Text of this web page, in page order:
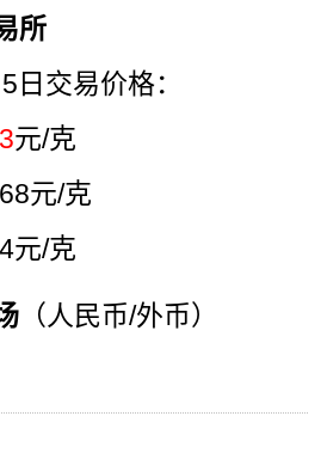
所
日交易价格：
元/克
元/克
元/克
（人民币/外币）